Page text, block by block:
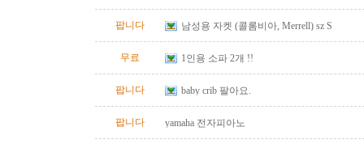
팝니다 남성용 자켓 (콜롬비아, Merrell) sz S
무료 1인용 소파 2개 !!
팝니다 baby crib 팔아요.
팝니다 yamaha 전자피아노